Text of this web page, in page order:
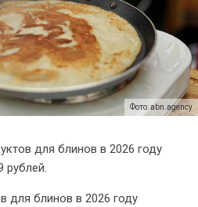
Фото: abn.agency
для блинов в 2026 году
рублей.
для блинов в 2026 году